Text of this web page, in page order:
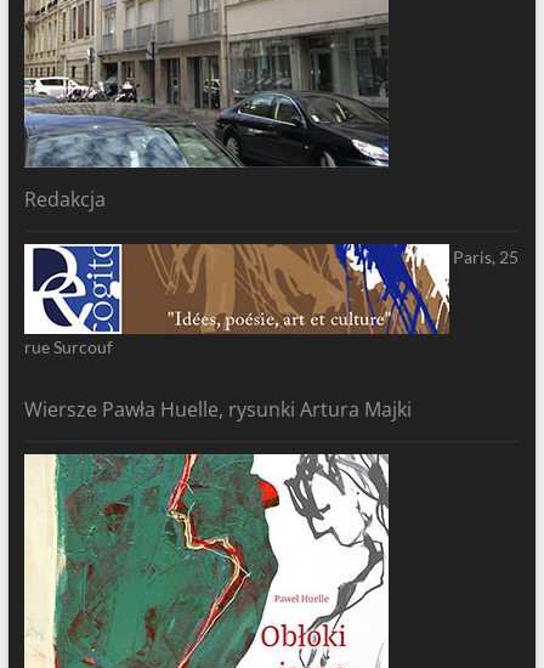
Redakcja
Paris, 25
rue Surcouf
Wiersze Pawła Huelle, rysunki Artura Majki